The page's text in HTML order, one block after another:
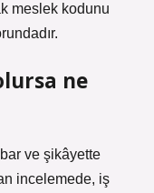
meslek kodunu
ne
ve şikâyette
incelemede, iş